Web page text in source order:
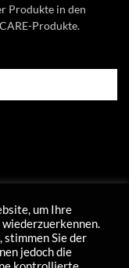
Produkte in den
Produkte.
um Ihre
wiederzuerkennen.
stimmen Sie der
jedoch die